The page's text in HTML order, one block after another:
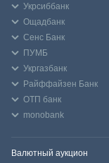
Укрсиббанк
Ощадбанк
Сенс Банк
ПУМБ
Укргазбанк
Райффайзен Банк
ОТП банк
monobank
Валютный аукцион